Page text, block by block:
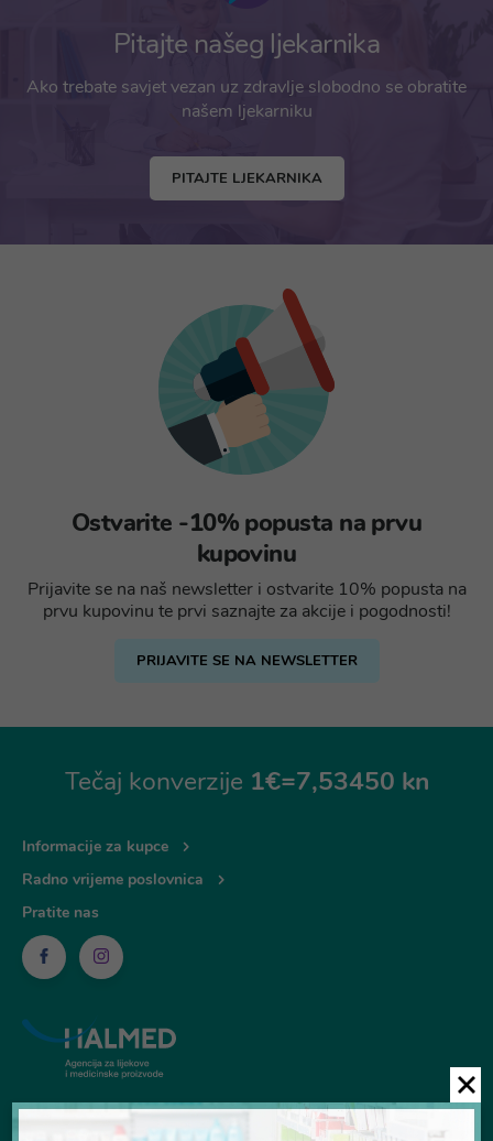
Pitajte našeg ljekarnika
Ako trebate savjet vezan uz zdravlje slobodno se obratite
našem ljekarniku
PITAJTE LJEKARNIKA
Ostvarite -10% popusta na prvu
kupovinu
Prijavite se na naš newsletter i ostvarite 10% popusta na
prvu kupovinu te prvi saznajte za akcije i pogodnosti!
PRIJAVITE SE NA NEWSLETTER
Tečaj konverzije 1€=7,53450 kn
Informacije za kupce
Radno vrijeme poslovnica
Pratite nas